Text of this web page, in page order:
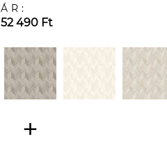
színben
ÁR:
52 490 Ft